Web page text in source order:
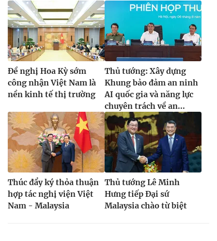
Đề nghị Hoa Kỳ sớm
công nhận Việt Nam là
nền kinh tế thị trường
Thủ tướng: Xây dựng
Khung bảo đảm an ninh
AI quốc gia và năng lực
chuyên trách về an...
Thúc đẩy ký thỏa thuận
hợp tác nghị viện Việt
Nam - Malaysia
Thủ tướng Lê Minh
Hưng tiếp Đại sứ
Malaysia chào từ biệt